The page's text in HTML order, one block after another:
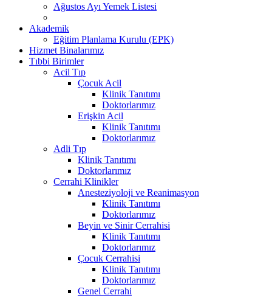
Ağustos Ayı Yemek Listesi
Akademik
Eğitim Planlama Kurulu (EPK)
Hizmet Binalarımız
Tıbbi Birimler
Acil Tıp
Çocuk Acil
Klinik Tanıtımı
Doktorlarımız
Erişkin Acil
Klinik Tanıtımı
Doktorlarımız
Adli Tıp
Klinik Tanıtımı
Doktorlarımız
Cerrahi Klinikler
Anesteziyoloji ve Reanimasyon
Klinik Tanıtımı
Doktorlarımız
Beyin ve Sinir Cerrahisi
Klinik Tanıtımı
Doktorlarımız
Çocuk Cerrahisi
Klinik Tanıtımı
Doktorlarımız
Genel Cerrahi